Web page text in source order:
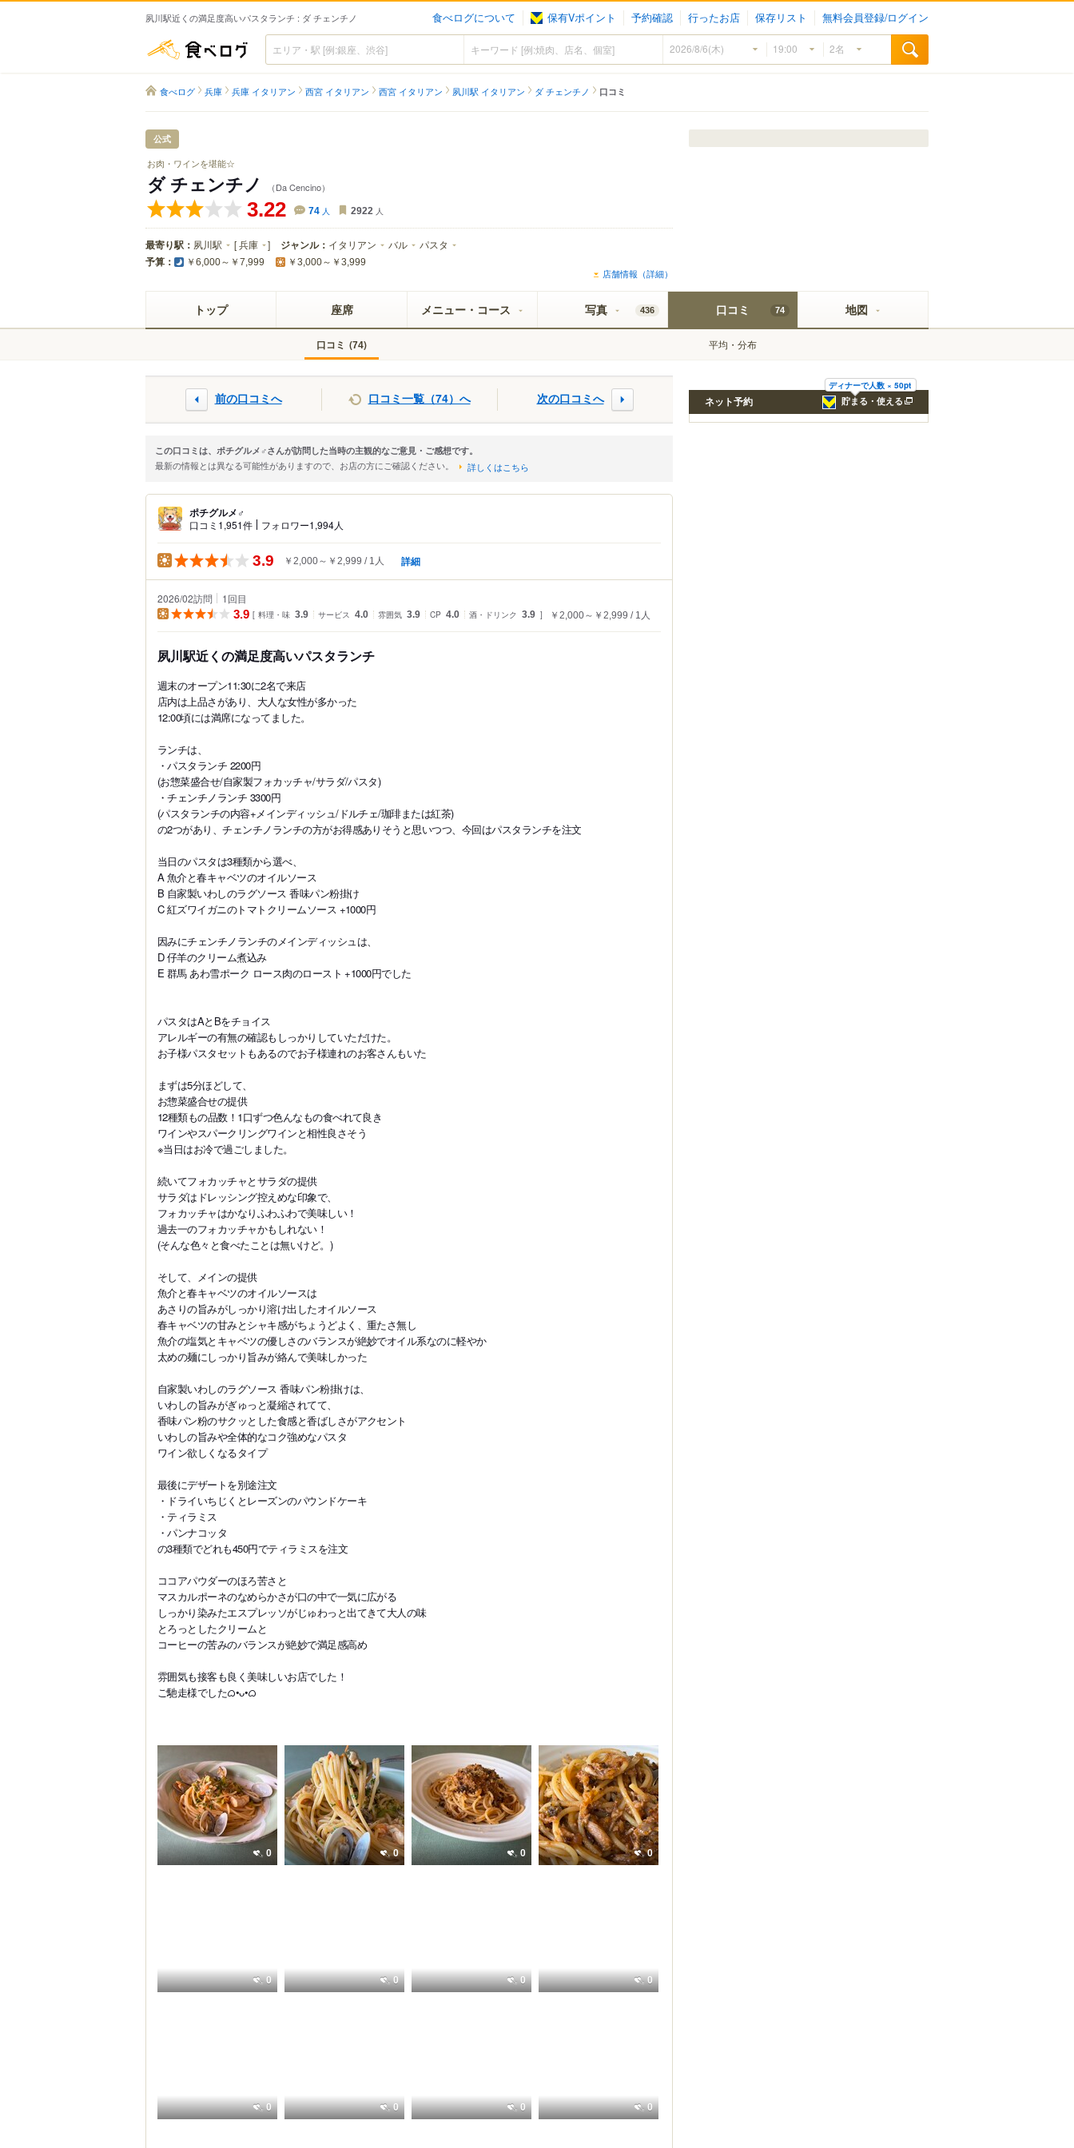
夙川駅近くの満足度高いパスタランチ : ダ チェンチノ 食べログについて 保有Vポイント 予約確認 行ったお店 保存リスト 無料会員登録/ログイン
食べログ
食べログ 兵庫 兵庫 イタリアン 西宮 イタリアン 西宮 イタリアン 夙川駅 イタリアン ダ チェンチノ 口コミ
公式
お肉・ワインを堪能☆
ダ チェンチノ （Da Cencino）
3.22 74 人 2922 人
最寄り駅： 夙川駅 [兵庫 ] ジャンル： イタリアン バル パスタ
予算： ￥6,000～￥7,999 ￥3,000～￥3,999
店舗情報（詳細）
トップ 座席 メニュー・コース 写真 436 口コミ 74
口コミ (74) 平均・分布
地図
前の口コミへ 口コミ一覧（74）へ 次の口コミへ
この口コミは、ポチグルメ♂さんが訪問した当時の主観的なご意見・ご感想です。
最新の情報とは異なる可能性がありますので、お店の方にご確認ください。 詳しくはこちら
ポチグルメ♂
口コミ1,951件 フォロワー1,994人
3.9 ￥2,000～￥2,999 1人 詳細
2026/02訪問 1回目
3.9
料理・味 3.9 サービス 4.0 雰囲気 3.9 CP 4.0 酒・ドリンク 3.9 ￥2,000～￥2,999 1人
夙川駅近くの満足度高いパスタランチ
週末のオープン11:30に2名で来店
店内は上品さがあり、大人な女性が多かった
12:00頃には満席になってました。
ランチは、
・パスタランチ 2200円
(お惣菜盛合せ/自家製フォカッチャ/サラダ/パスタ)
・チェンチノランチ 3300円
(パスタランチの内容+メインディッシュ/ドルチェ/珈琲または紅茶)
の2つがあり、チェンチノランチの方がお得感ありそうと思いつつ、今回はパスタランチを注文
当日のパスタは3種類から選べ、
A 魚介と春キャベツのオイルソース
B 自家製いわしのラグソース 香味パン粉掛け
C 紅ズワイガニのトマトクリームソース +1000円
因みにチェンチノランチのメインディッシュは、
D 仔羊のクリーム煮込み
E 群馬 あわ雪ポーク ロース肉のロースト +1000円でした
パスタはAとBをチョイス
アレルギーの有無の確認もしっかりしていただけた。
お子様パスタセットもあるのでお子様連れのお客さんもいた
まずは5分ほどして、
お惣菜盛合せの提供
12種類もの品数！1口ずつ色んなもの食べれて良き
ワインやスパークリングワインと相性良さそう
※当日はお冷で過ごしました。
続いてフォカッチャとサラダの提供
サラダはドレッシング控えめな印象で、
フォカッチャはかなりふわふわで美味しい！
過去一のフォカッチャかもしれない！
(そんな色々と食べたことは無いけど。)
そして、メインの提供
魚介と春キャベツのオイルソースは
あさりの旨みがしっかり溶け出したオイルソース
春キャベツの甘みとシャキ感がちょうどよく、重たさ無し
魚介の塩気とキャベツの優しさのバランスが絶妙でオイル系なのに軽やか
太めの麺にしっかり旨みが絡んで美味しかった
自家製いわしのラグソース 香味パン粉掛けは、
いわしの旨みがぎゅっと凝縮されてて、
香味パン粉のサクッとした食感と香ばしさがアクセント
いわしの旨みや全体的なコク強めなパスタ
ワイン欲しくなるタイプ
最後にデザートを別途注文
・ドライいちじくとレーズンのパウンドケーキ
・ティラミス
・パンナコッタ
の3種類でどれも450円でティラミスを注文
ココアパウダーのほろ苦さと
マスカルポーネのなめらかさが口の中で一気に広がる
しっかり染みたエスプレッソがじゅわっと出てきて大人の味
とろっとしたクリームと
コーヒーの苦みのバランスが絶妙で満足感高め
雰囲気も接客も良く美味しいお店でした！
ご馳走様でしたᜊ•ᴗ•ᜊ
0 0 0 0
0 0 0 0
0 0 0 0
ディナーで人数 × 50pt
貯まる・使える
ネット予約